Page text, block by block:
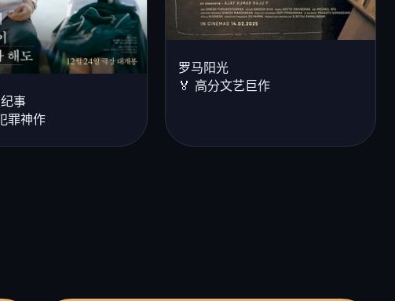
事
罪神作
罗马阳光
🏅 高分文艺巨作